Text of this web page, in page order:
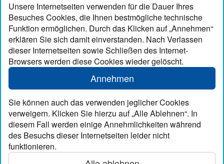
Unsere Internetseiten verwenden für die Dauer Ihres
Besuches Cookies, die Ihnen bestmögliche technische
Funktion ermöglichen. Durch das Klicken auf „Annehmen“
erklären Sie sich damit einverstanden. Nach Verlassen
dieser Internetseiten sowie Schließen des Internet-
Browsers werden diese Cookies wieder gelöscht.
Annehmen
Sie können auch das verwenden jeglicher Cookies
verweigern. Klicken Sie hierzu auf „Alle Ablehnen“. In
diesem Fall werden einige Annehmlichkeiten während
des Besuchs dieser Internetseiten leider nicht
funktionieren.
Buchungsbedingungen/unverbindliche
Buchungsanfrage
Kontakt
Telefon 04974 251
Mobil
0151 50550242
info@neuharlingersiel-maack.de
www.neuharlingersiel-maack.de
Inhalte